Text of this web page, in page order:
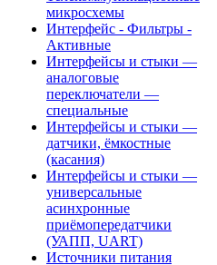
микросхемы
Интерфейс - Фильтры -
Активные
Интерфейсы и стыки —
аналоговые
переключатели —
специальные
Интерфейсы и стыки —
датчики, ёмкостные
(касания)
Интерфейсы и стыки —
универсальные
асинхронные
приёмопередатчики
(УАПП, UART)
Источники питания